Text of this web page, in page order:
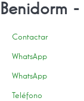
Benidorm -
Contactar
WhatsApp
WhatsApp
Teléfono